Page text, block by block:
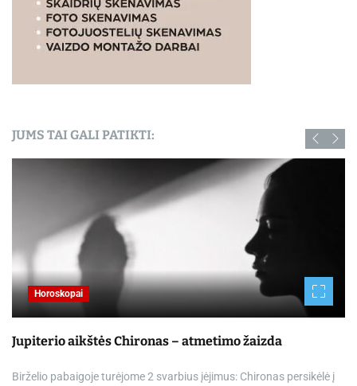
JUMS TAI GALI PATIKTI:
Horoskopai
Jupiterio aikštės Chironas – atmetimo žaizda
Birželio pabaigoje turėjome 2 svarbius įėjimus: Chironas persikėlė į